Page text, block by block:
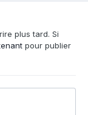
plus tard. Si
pour publier